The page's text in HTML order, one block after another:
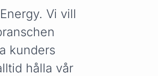
Vi vill
kunders
hålla vår